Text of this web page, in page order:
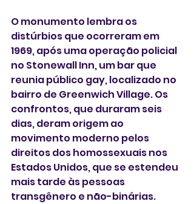
O monumento lembra os
distúrbios que ocorreram em
1969, após uma operação policial
no Stonewall Inn, um bar que
reunia público gay, localizado no
bairro de Greenwich Village. Os
confrontos, que duraram seis
dias, deram origem ao
movimento moderno pelos
direitos dos homossexuais nos
Estados Unidos, que se estendeu
mais tarde às pessoas
transgênero e não-binárias.